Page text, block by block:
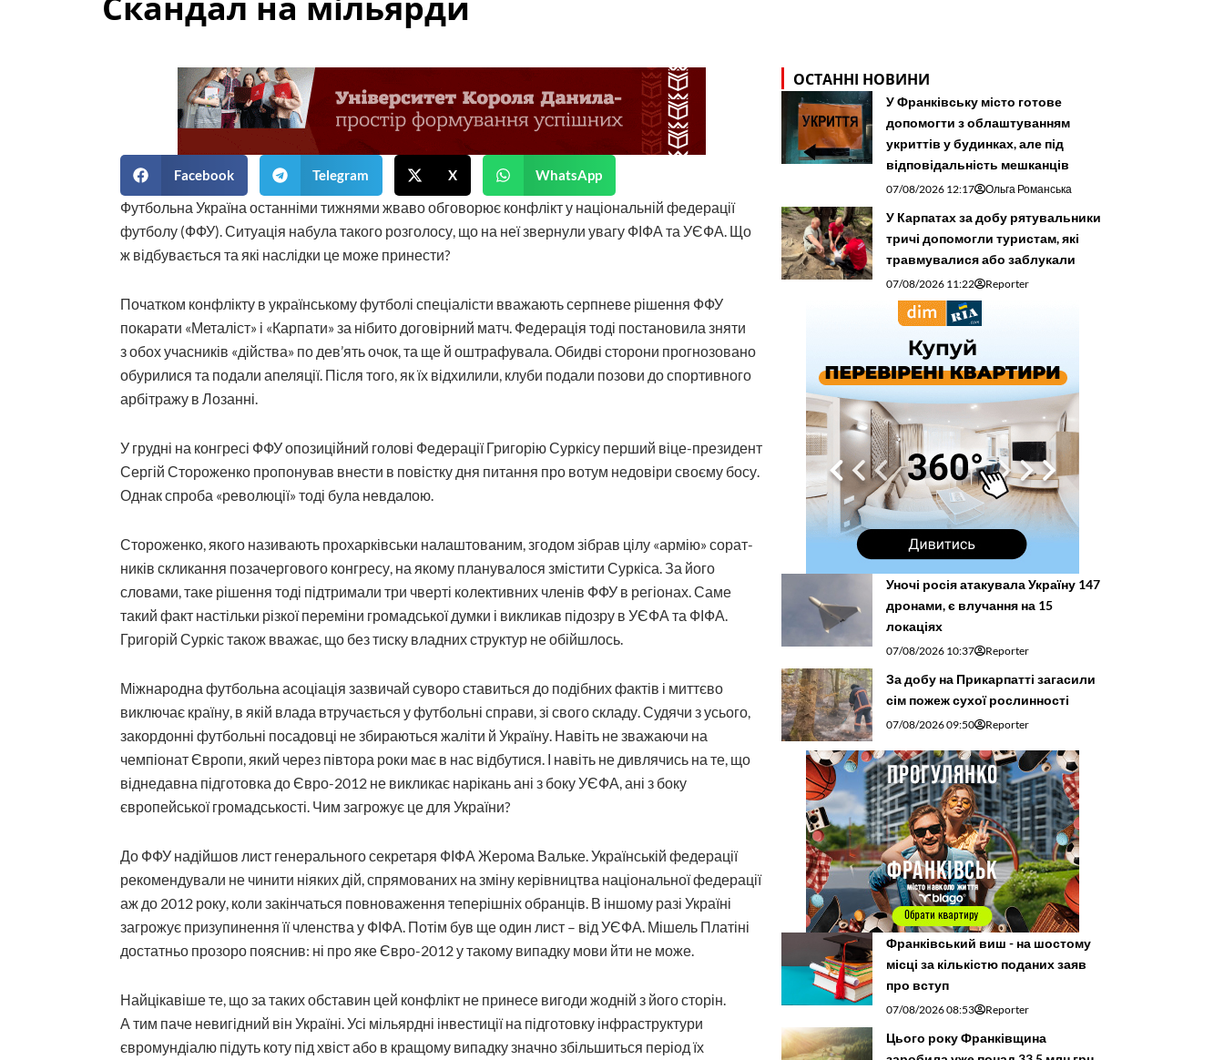
Facebook Telegram X WhatsApp
Футбольна Україна останніми тижнями жваво обговорює конфлікт у національній федерації
футболу (ФФУ). Ситуація набула такого розголосу, що на неї звернули увагу ФІФА та УЄФА. Що
ж відбувається та які наслідки це може принести?
Початком конфлікту в українському футболі спеціалісти вважають серпневе рішення ФФУ
покарати «Металіст» і «Карпати» за нібито договірний матч. Федерація тоді постановила зняти
з обох учасників «дійства» по дев’ять очок, та ще й оштрафувала. Обидві сторони прогнозовано
обурилися та подали апеляції. Після того, як їх відхилили, клуби подали позови до спортивного
арбітражу в Лозанні.
У грудні на конгресі ФФУ опозиційний голові Федерації Григорію Суркісу перший віце-президент
Сергій Стороженко пропонував внести в повістку дня питання про вотум недовіри своєму босу.
Однак спроба «революції» тоді була невдалою.
Стороженко, якого називають прохарківськи налаштованим, згодом зібрав цілу «армію» сорат­
ників скликання позачергового конгресу, на якому планувалося змістити Суркіса. За його
словами, таке рішення тоді підтримали три чверті колективних членів ФФУ в регіонах. Саме
такий факт настільки різкої переміни громадської думки і викликав підозру в УЄФА та ФІФА.
Григорій Суркіс також вважає, що без тиску владних структур не обійшлось.
Міжнародна футбольна асоціація зазвичай суворо ставиться до подібних фактів і миттєво
виключає країну, в якій влада втручається у футбольні справи, зі свого складу. Судячи з усього,
закордонні футбольні посадовці не збираються жаліти й Україну. Навіть не зважаючи на
чемпіонат Європи, який через півтора роки має в нас відбутися. І навіть не дивлячись на те, що
віднедавна підготовка до Євро-2012 не викликає нарікань ані з боку УЄФА, ані з боку
європейської громадськості. Чим загрожує це для України?
До ФФУ надійшов лист генерального секретаря ФІФА Жерома Вальке. Українській федерації
рекомендували не чинити ніяких дій, спрямованих на зміну керівництва національної федерації
аж до 2012 року, коли закінчаться повноваження теперішніх обранців. В іншому разі Україні
загрожує призупинення її членства у ФІФА. Потім був ще один лист – від УЄФА. Мішель Платіні
достатньо прозоро пояснив: ні про яке Євро-2012 у такому випадку мови йти не може.
Найцікавіше те, що за таких обставин цей конфлікт не принесе вигоди жодній з його сторін.
А тим паче невигідний він Україні. Усі мільярдні інвестиції на підготовку інфраструктури
євромундіалю підуть коту під хвіст або в кращому випадку значно збільшиться період їх
ОСТАННІ НОВИНИ
У Франківську місто готове
допомогти з облаштуванням
укриттів у будинках, але під
відповідальність мешканців
07/08/2026 12:17 Ольга Романська
У Карпатах за добу рятувальники
тричі допомогли туристам, які
травмувалися або заблукали
07/08/2026 11:22 Reporter
Уночі росія атакувала Україну 147
дронами, є влучання на 15
локаціях
07/08/2026 10:37 Reporter
За добу на Прикарпатті загасили
сім пожеж сухої рослинності
07/08/2026 09:50 Reporter
Франківський виш - на шостому
місці за кількістю поданих заяв
про вступ
07/08/2026 08:53 Reporter
Цього року Франківщина